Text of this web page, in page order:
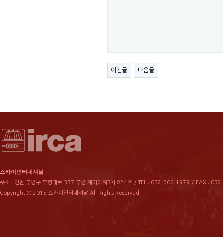
이전글 다음글
스카이인터내셔날
주소 : 인천 부평구 부평대로 337 부평 제이타워3차 824호 / TEL : 032-506-1979 / FAX :
Copyright © 2015 스카이인터내셔날 All Rights Reserved.